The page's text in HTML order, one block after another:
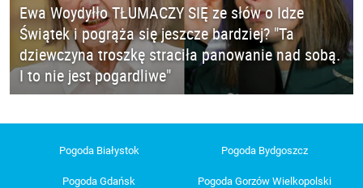
Ewa Woydyłło TŁUMACZY SIĘ ze słów o Idze
Świątek i pogrąża się jeszcze bardziej? "Ta
dziewczyna troszkę straciła panowanie nad sobą.
I to nie jest pogardliwe"
Pogoda Białystok Pogoda Bydgoszcz
Pogoda Gdańsk
Pogoda Gorzów Wielkopolski